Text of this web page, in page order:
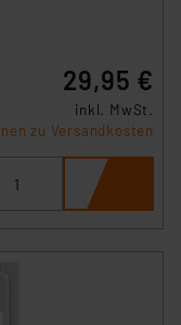
29,95 €
inkl. MwSt.
zu Versandkosten